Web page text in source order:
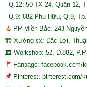
- Q.12: 50 TX 24, Quận 12,
- Q.9: 882 Phú Hữu, Q.9,
PP Miền Bắc: 243
🏗 Xưởng sx: Đắc Lợi,
🏛 Workshop: 52, Đ.882,
Fanpage: facebook.com/
Pinterest: pinterest.com/